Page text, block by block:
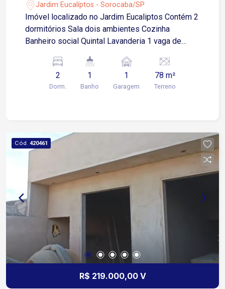
Jardim Eucalíptos - Sorocaba/SP
Imóvel localizado no Jardim Eucaliptos Contém 2
dormitórios Sala dois ambientes Cozinha
Banheiro social Quintal Lavanderia 1 vaga de
2
Dorm.
1
Banho
1
Garagem
78 m²
Terreno
Cód. 420461
R$ 219.000,00 V